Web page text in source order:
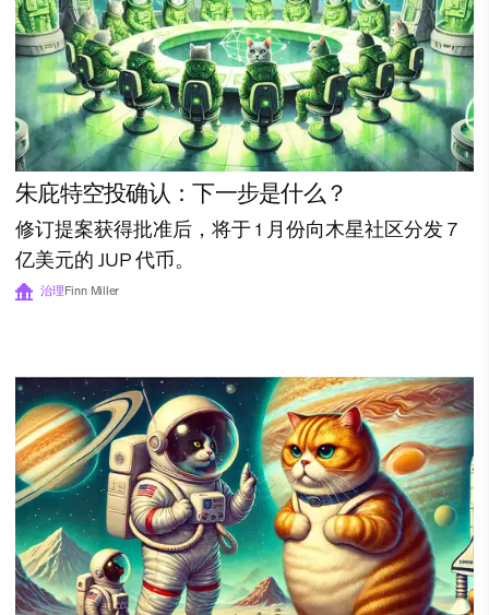
朱庇特空投确认：下一步是什么？
修订提案获得批准后，将于 1 月份向木星社区分发 7
亿美元的 JUP 代币。
治理Finn Miller